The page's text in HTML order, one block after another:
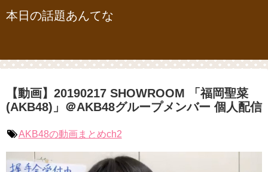
本日の話題あんてな
【動画】20190217 SHOWROOM 「福岡聖菜
(AKB48)」＠AKB48グループメンバー 個人配信
AKB48の動画まとめch2